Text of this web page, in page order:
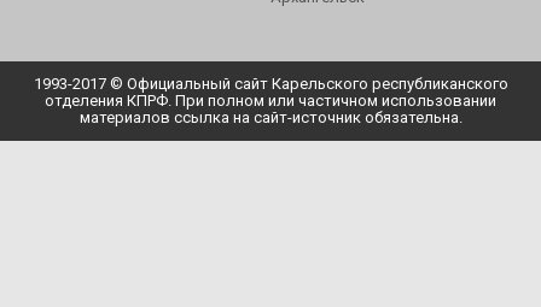
1993-2017 © Официальный сайт Карельского республиканского
отделения КПРФ. При полном или частичном использовании
материалов ссылка на сайт-источник обязательна.